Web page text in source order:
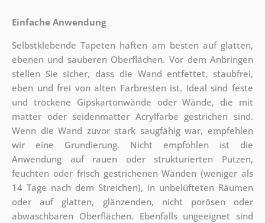
Einfache Anwendung
Selbstklebende Tapeten haften am besten auf glatten,
ebenen und sauberen Oberflächen. Vor dem Anbringen
stellen Sie sicher, dass die Wand entfettet, staubfrei,
eben und frei von alten Farbresten ist. Ideal sind feste
und trockene Gipskartonwände oder Wände, die mit
matter oder seidenmatter Acrylfarbe gestrichen sind.
Wenn die Wand zuvor stark saugfähig war, empfehlen
wir eine Grundierung. Nicht empfohlen ist die
Anwendung auf rauen oder strukturierten Putzen,
feuchten oder frisch gestrichenen Wänden (weniger als
14 Tage nach dem Streichen), in unbelüfteten Räumen
oder auf glatten, glänzenden, nicht porösen oder
abwaschbaren Oberflächen. Ebenfalls ungeeignet sind